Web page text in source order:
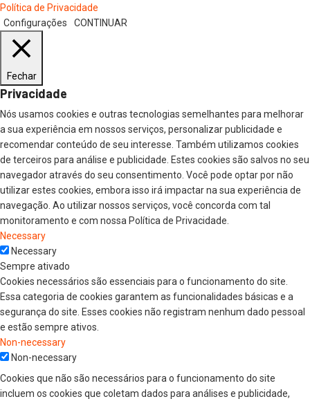
Política de Privacidade
Configurações
CONTINUAR
Fechar
Privacidade
Nós usamos cookies e outras tecnologias semelhantes para melhorar
a sua experiência em nossos serviços, personalizar publicidade e
recomendar conteúdo de seu interesse. Também utilizamos cookies
de terceiros para análise e publicidade. Estes cookies são salvos no seu
navegador através do seu consentimento. Você pode optar por não
utilizar estes cookies, embora isso irá impactar na sua experiência de
navegação. Ao utilizar nossos serviços, você concorda com tal
monitoramento e com nossa Política de Privacidade.
Necessary
Necessary
Sempre ativado
Cookies necessários são essenciais para o funcionamento do site.
Essa categoria de cookies garantem as funcionalidades básicas e a
segurança do site. Esses cookies não registram nenhum dado pessoal
e estão sempre ativos.
Non-necessary
Non-necessary
Cookies que não são necessários para o funcionamento do site
incluem os cookies que coletam dados para análises e publicidade,